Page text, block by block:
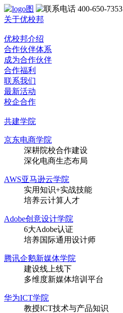
400-650-7353
关于优校邦
优校邦介绍
合作伙伴体系
成为合作伙伴
合作福利
联系我们
最新活动
校企合作
共建学院
京东电商学院
深耕院校合作建设
深化电商生态布局
AWS亚马逊云学院
实用知识+实战技能
培养云计算人才
Adobe创意设计学院
6大Adobe认证
培养国际通用设计师
腾讯企鹅新媒体学院
建设线上线下
多维度新媒体培训平台
华为ICT学院
教授ICT技术与产品知识